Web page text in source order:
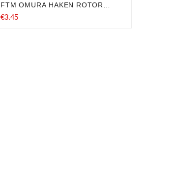
FTM OMURA HAKEN ROTOR
SPEZIAL ANGELHAKEN MIT
€3.45